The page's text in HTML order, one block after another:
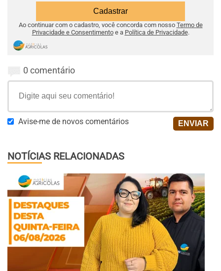
Ao continuar com o cadastro, você concorda com nosso Termo de
Privacidade e Consentimentoe a Política de Privacidade.
0 comentário
Avise-me de novos comentários
NOTÍCIAS RELACIONADAS